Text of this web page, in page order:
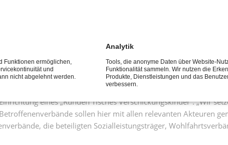
Vor allem die gemeinsame Anhörung des
noch einmal bedrückend vor Augen geführt. Viele leiden
für das erlittene Unrecht aus“, sagt Maelzer.
Nordrhein-Westfalen. Mit dem Beschluss des Landtags
Aufarbeitung werden wir durch Stipendien für
eines „Runden Tisches Verschickungskinder“. „Wir
sollen hier mit allen relevanten Akteuren
die beteiligten Sozialleistungsträger,
Funktionen ermöglichen,
und
nicht abgelehnt werden.
Analytik
Tools, die anonyme Daten über Website-
Funktionalität sammeln. Wir nutzen die
Produkte, Dienstleistungen und das
verbessern.